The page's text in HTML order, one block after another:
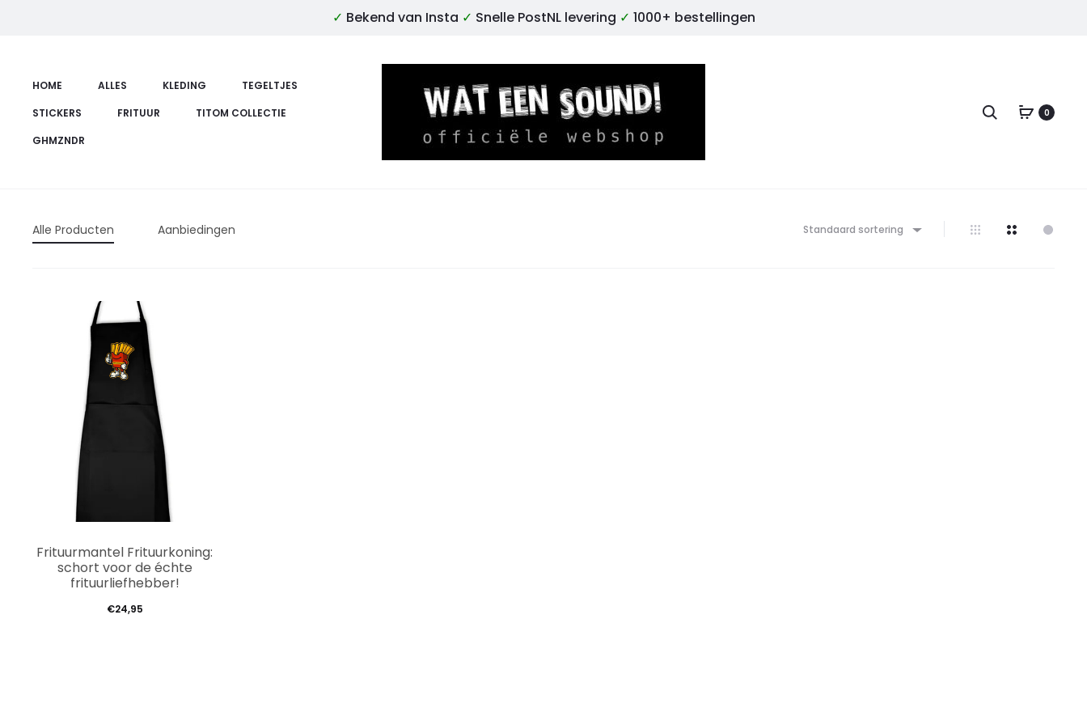
✓ Bekend van Insta ✓ Snelle PostNL levering ✓ 1000+ bestellingen
HOME ALLES KLEDING
TEGELTJES
STICKERS
FRITUUR
TITOM COLLECTIE
GHMZNDR
Zoeken0
Alle Producten Aanbiedingen Standaard sortering
Frituurmantel Frituurkoning:
schort voor de échte
frituurliefhebber!
€24,95